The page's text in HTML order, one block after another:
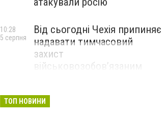
Від сьогодні Чехія припиняє
надавати тимчасовий
захист
військовозобов’язаним
10:28
5 серпня
ТОП НОВИНИ